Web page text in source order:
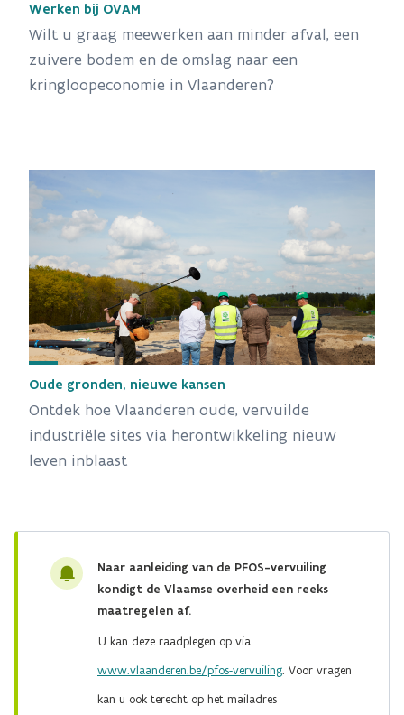
Werken bij OVAM
Wilt u graag meewerken aan minder afval, een
zuivere bodem en de omslag naar een
kringloopeconomie in Vlaanderen?
Oude gronden, nieuwe kansen
Ontdek hoe Vlaanderen oude, vervuilde
industriële sites via herontwikkeling nieuw
leven inblaast
Naar aanleiding van de PFOS-vervuiling
kondigt de Vlaamse overheid een reeks
maatregelen af.
U kan deze raadplegen op via
www.vlaanderen.be/pfos-vervuiling. Voor vragen
kan u ook terecht op het mailadres